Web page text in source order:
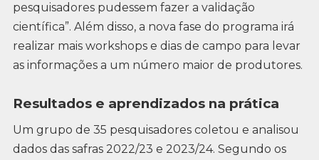
pesquisadores pudessem fazer a validação
científica”. Além disso, a nova fase do programa irá
realizar mais workshops e dias de campo para levar
as informações a um número maior de produtores.
Resultados e aprendizados na prática
Um grupo de 35 pesquisadores coletou e analisou
dados das safras 2022/23 e 2023/24. Segundo os